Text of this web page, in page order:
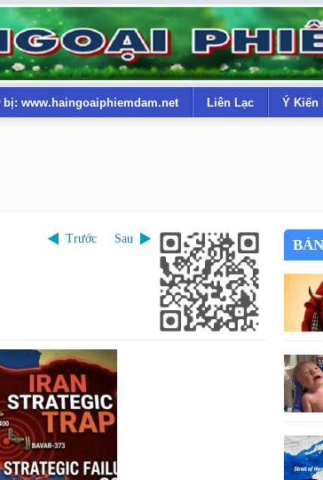
bị: www.haingoaiphiemdam.net Liên Lạc Ý Kiến
Trước Sau